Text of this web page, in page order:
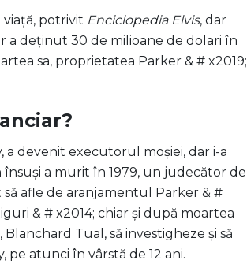
viață, potrivit Enciclopedia Elvis, dar
a deținut 30 de milioane de dolari în
sa, proprietatea Parker & # x2019;
a devenit executorul moșiei, dar i-a
a murit în 1979, un judecător de
afle de aranjamentul Parker & #
& # x2014; chiar și după moartea
Tual, să investigheze și să
pe atunci în vârstă de 12 ani.